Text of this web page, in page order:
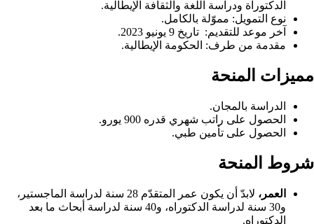
الدكتوراة ودراسة اللغة والثقافة الإيطالية.
نوع التمويل: مموّلة بالكامل.
آخر موعد للتقديم: تاريخ 9 يونيو 2023.
مقدمة من طرف: الحكومة الإيطالية.
مميزات المنحة
الدراسة بالمجان.
الحصول على راتب شهري قدره 900 يورو.
الحصول على تأمين طبي.
شروط المنحة
العمر،
لابدّ أن يكون عمر المتقدّم 28 سنة لدراسة الماجستير،
و30 سنة لدراسة الدكتوراه، و40 سنة لدراسة أبحاث ما بعد
الدكتوراه.